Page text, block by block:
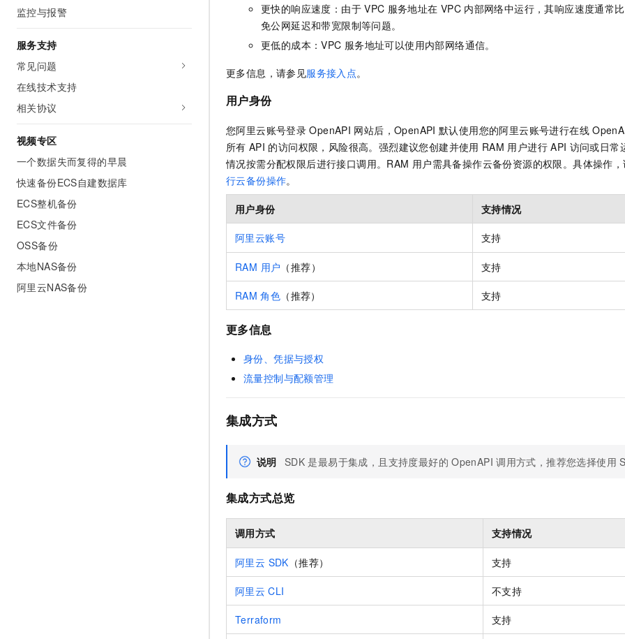
监控与报警
服务支持
常见问题
在线技术支持
相关协议
视频专区
一个数据失而复得的早晨
快速备份ECS自建数据库
ECS整机备份
ECS文件备份
OSS备份
本地NAS备份
阿里云NAS备份
更快的响应速度：由于 VPC 服务地址在 VPC 内部网络中运行，其响应速度通常
免公网延迟和带宽限制等问题。
更低的成本：VPC 服务地址可以使用内部网络通信。
更多信息，请参见服务接入点。
用户身份
您阿里云账号登录 OpenAPI 网站后，OpenAPI 默认使用您的阿里云账号进行在线
所有 API 的访问权限，风险很高。强烈建议您创建并使用 RAM 用户进行 API 访问或日常
情况按需分配权限后进行接口调用。RAM 用户需具备操作云备份资源的权限。具体操作
行云备份操作。
用户身份 支持情况
阿里云账号 支持
RAM 用户 （推荐） 支持
RAM 角色 （推荐） 支持
更多信息
身份、凭据与授权
流量控制与配额管理
集成方式
说明 SDK 是最易于集成，且支持度最好的 OpenAPI 调用方式，推荐您选择使用
集成方式总览
调用方式 支持情况
阿里云 SDK （推荐） 支持
阿里云 CLI 不支持
Terraform 支持